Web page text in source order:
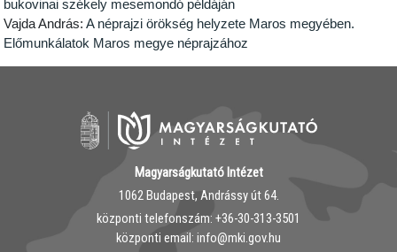
bukovinai székely mesemondó példáján
Vajda András:A néprajzi örökség helyzete Maros megyében.
Előmunkálatok Maros megye néprajzához
Magyarságkutató Intézet
1062 Budapest, Andrássy út 64.
központi telefonszám: ‭+36-30-313-3501
központi email: info@mki.gov.hu